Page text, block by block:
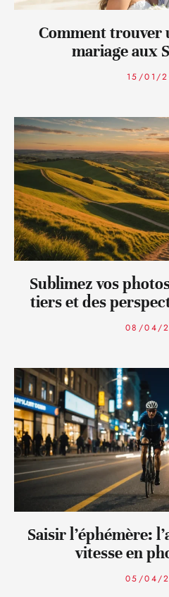
Comment trouver
mariage aux
15/01/
Sublimez vos
tiers et des
08/04/
Saisir l’éphémère:
vitesse en
05/04/